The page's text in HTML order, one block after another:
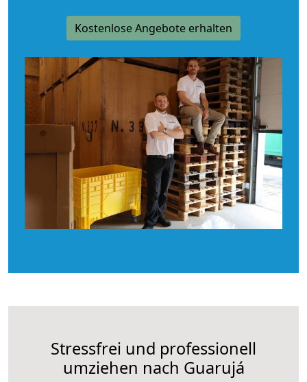
Kostenlose Angebote erhalten
Stressfrei und professionell
umziehen nach Guarujá